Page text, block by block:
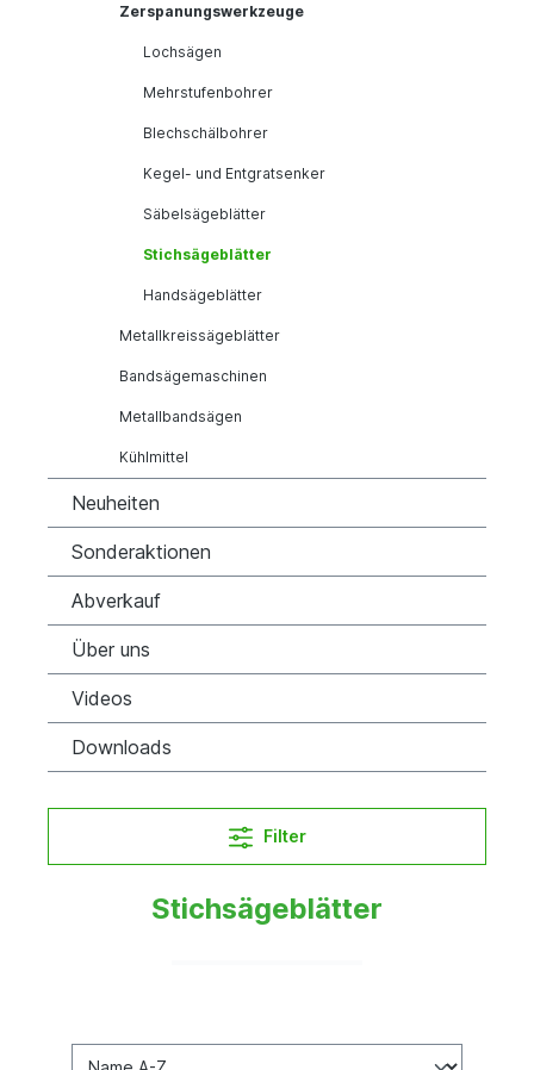
Zerspanungswerkzeuge
Lochsägen
Mehrstufenbohrer
Blechschälbohrer
Kegel- und Entgratsenker
Säbelsägeblätter
Stichsägeblätter
Handsägeblätter
Metallkreissägeblätter
Bandsägemaschinen
Metallbandsägen
Kühlmittel
Neuheiten
Sonderaktionen
Abverkauf
Über uns
Videos
Downloads
Filter
Stichsägeblätter